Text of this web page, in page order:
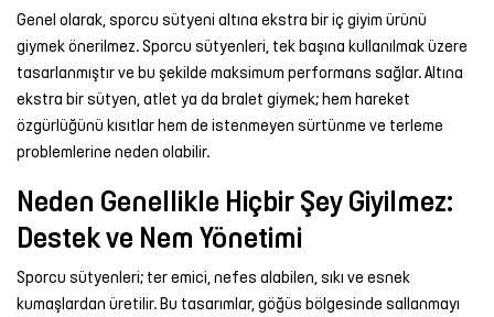
Genel olarak, sporcu sütyeni altına ekstra bir iç giyim ürünü
giymek önerilmez. Sporcu sütyenleri, tek başına kullanılmak üzere
tasarlanmıştır ve bu şekilde maksimum performans sağlar. Altına
ekstra bir sütyen, atlet ya da bralet giymek; hem hareket
özgürlüğünü kısıtlar hem de istenmeyen sürtünme ve terleme
problemlerine neden olabilir.
Neden Genellikle Hiçbir Şey Giyilmez:
Destek ve Nem Yönetimi
Sporcu sütyenleri; ter emici, nefes alabilen, sıkı ve esnek
kumaşlardan üretilir. Bu tasarımlar, göğüs bölgesinde sallanmayı